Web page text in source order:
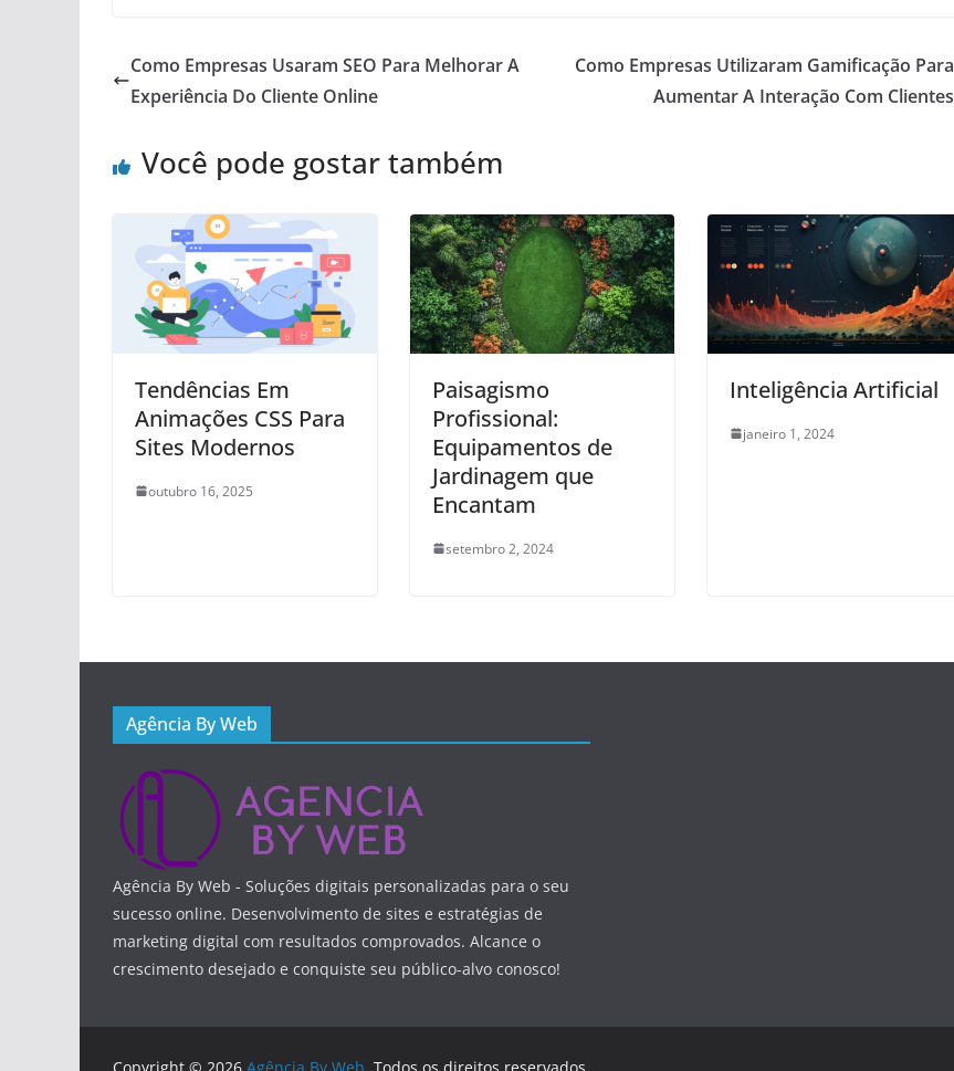
Como Empresas Usaram SEO Para Melhorar A
Experiência Do Cliente Online
Como Empresas Utilizaram Gamificação Para
Aumentar A Interação Com Clientes
Você pode gostar também
Tendências Em
Animações CSS Para
Sites Modernos
outubro 16, 2025
Paisagismo
Profissional:
Equipamentos de
Jardinagem que
Encantam
setembro 2, 2024
Inteligência Artificial
janeiro 1, 2024
Agência By Web
Agência By Web - Soluções digitais personalizadas para o seu
sucesso online. Desenvolvimento de sites e estratégias de
marketing digital com resultados comprovados. Alcance o
crescimento desejado e conquiste seu público-alvo conosco!